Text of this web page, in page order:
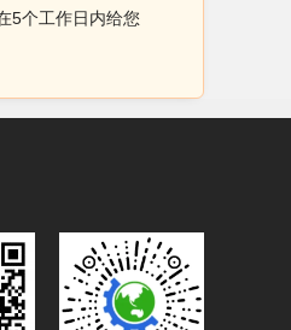
5个工作日内给您